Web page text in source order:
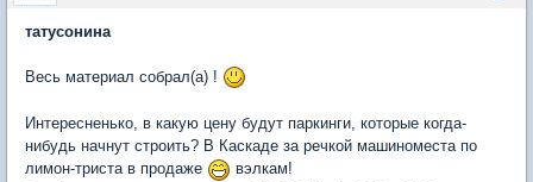
татусонина
Весь материал собрал(а) !
Интересненько, в какую цену будут паркинги, которые когда-
нибудь начнут строить? В Каскаде за речкой машиноместа по
лимон-триста в продаже
вэлкам!